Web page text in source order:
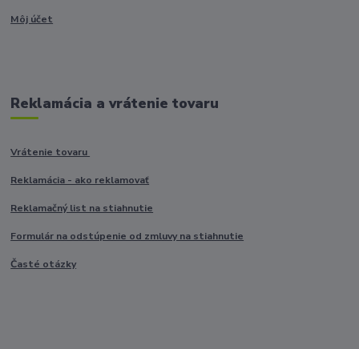
Môj účet
Reklamácia a vrátenie tovaru
Vrátenie tovaru
Reklamácia - ako reklamovať
Reklamačný list na stiahnutie
Formulár na odstúpenie od zmluvy na stiahnutie
Časté otázky